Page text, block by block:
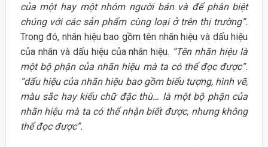
của một hay một nhóm người bán và để phân biệt
chúng với các sản phẩm cùng loại ở trên thị trường”.
Trong đó, nhãn hiệu bao gồm tên nhãn hiệu và dấu hiệu
của nhãn và dấu hiệu của nhãn hiệu. “Tên nhãn hiệu là
một bộ phận của nhãn hiệu mà ta có thể đọc được”.
“dấu hiệu của nhãn hiệu bao gồm biểu tượng, hình vẽ,
màu sắc hay kiểu chữ đặc thù… là một bộ phận của
nhãn hiệu mà ta có thể nhận biết được, nhưng không
thể đọc được”.